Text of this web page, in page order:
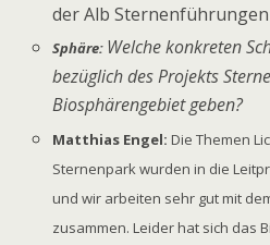
der Alb
Sphäre: Welche konkreten
bezüglich des Projekts
Biosphärengebiet geben?
Matthias Engel: Die Themen
Sternenpark wurden in die
und wir arbeiten sehr gut mit
zusammen. Leider hat sich das